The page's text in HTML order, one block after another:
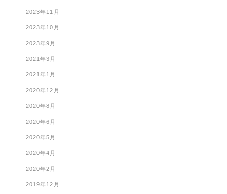
2023年11月
2023年10月
2023年9月
2021年3月
2021年1月
2020年12月
2020年8月
2020年6月
2020年5月
2020年4月
2020年2月
2019年12月